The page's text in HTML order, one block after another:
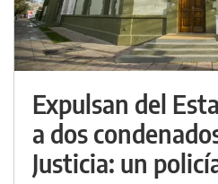
Expulsan del
a dos
Justicia: un